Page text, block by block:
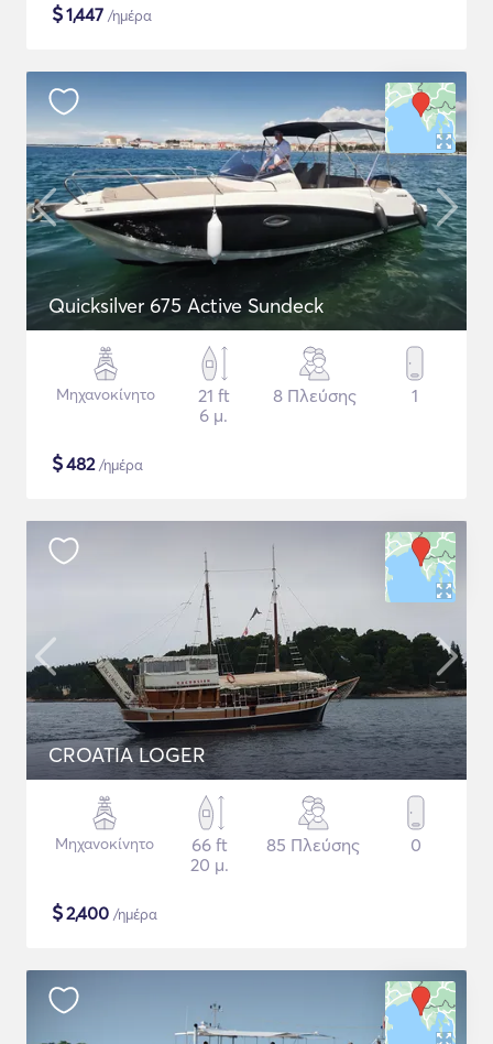
$1,447 /ημέρα
Quicksilver 675 Active Sundeck
Μηχανοκίνητο
21 ft
6 μ.
8 Πλεύσης 1
$482/ημέρα
CROATIA LOGER
Μηχανοκίνητο
66 ft
20 μ.
85 Πλεύσης 0
$2,400 /ημέρα